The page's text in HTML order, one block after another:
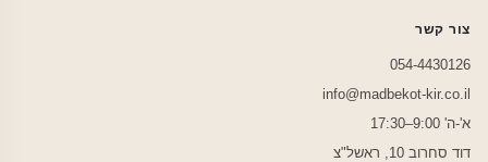
צור קשר
054-4430126
info@madbekot-kir.co.il
א'-ה' 9:00–17:30
דוד סחרוב 10, ראשל"צ